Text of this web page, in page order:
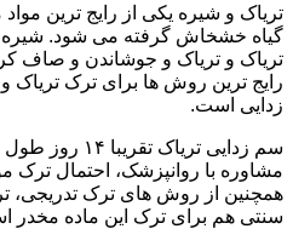
تریاک و شیره یکی از رایج ترین
گیاه خشخاش گرفته می شود. شیره
تریاک و تریاک و جوشاندن و صاف
رایج ترین روش ها برای ترک
زدایی است.
سم زدایی
مشاوره با روانپزشک، احتمال ترک
همچنین از روش های ترک تدریجی،
سنتی هم برای ترک این ماده مخدر